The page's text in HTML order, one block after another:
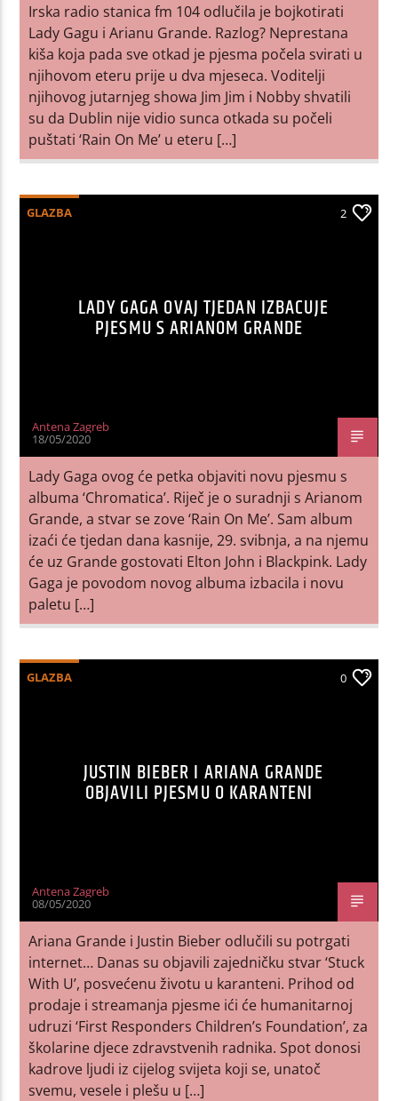
Irska radio stanica fm 104 odlučila je bojkotirati
Lady Gagu i Arianu Grande. Razlog? Neprestana
kiša koja pada sve otkad je pjesma počela svirati u
njihovom eteru prije u dva mjeseca. Voditelji
njihovog jutarnjeg showa Jim Jim i Nobby shvatili
su da Dublin nije vidio sunca otkada su počeli
puštati ‘Rain On Me’ u eteru […]
GLAZBA 2
LADY GAGA OVAJ TJEDAN IZBACUJE
PJESMU S ARIANOM GRANDE
Antena Zagreb
18/05/2020
Lady Gaga ovog će petka objaviti novu pjesmu s
albuma ‘Chromatica’. Riječ je o suradnji s Arianom
Grande, a stvar se zove ‘Rain On Me’. Sam album
izaći će tjedan dana kasnije, 29. svibnja, a na njemu
će uz Grande gostovati Elton John i Blackpink. Lady
Gaga je povodom novog albuma izbacila i novu
paletu […]
GLAZBA 0
JUSTIN BIEBER I ARIANA GRANDE
OBJAVILI PJESMU O KARANTENI
Antena Zagreb
08/05/2020
Ariana Grande i Justin Bieber odlučili su potrgati
internet… Danas su objavili zajedničku stvar ‘Stuck
With U’, posvećenu životu u karanteni. Prihod od
prodaje i streamanja pjesme ići će humanitarnoj
udruzi ‘First Responders Children’s Foundation’, za
školarine djece zdravstvenih radnika. Spot donosi
kadrove ljudi iz cijelog svijeta koji se, unatoč
svemu, vesele i plešu u […]